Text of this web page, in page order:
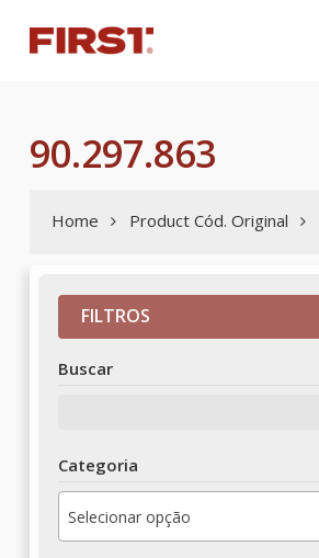
main
90.297.863
Home Product Cód. Original
FILTROS
Buscar
Categoria
Selecionar opção